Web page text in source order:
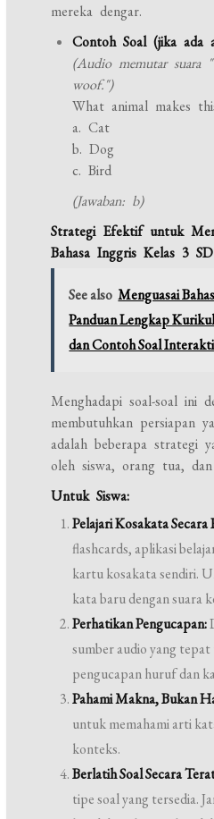
mereka dengar.
Contoh Soal (jika ada
(Audio memutar suara
woof.")
What animal makes
a. Cat
b. Dog
c. Bird
(Jawaban: b)
Strategi Efektif untuk
Bahasa Inggris Kelas 3
See also Menguasai
Panduan Lengkap
dan Contoh Soal
Menghadapi soal-soal ini
membutuhkan persiapan
adalah beberapa strategi
oleh siswa, orang tua,
Untuk Siswa:
Pelajari Kosakata Secara
flashcards, aplikasi
kartu kosakata sendiri.
kata baru dengan suara
Perhatikan Pengucapan:
sumber audio yang
pengucapan huruf dan
Pahami Makna, Bukan
untuk memahami arti
konteks.
Berlatih Soal Secara
tipe soal yang tersedia.